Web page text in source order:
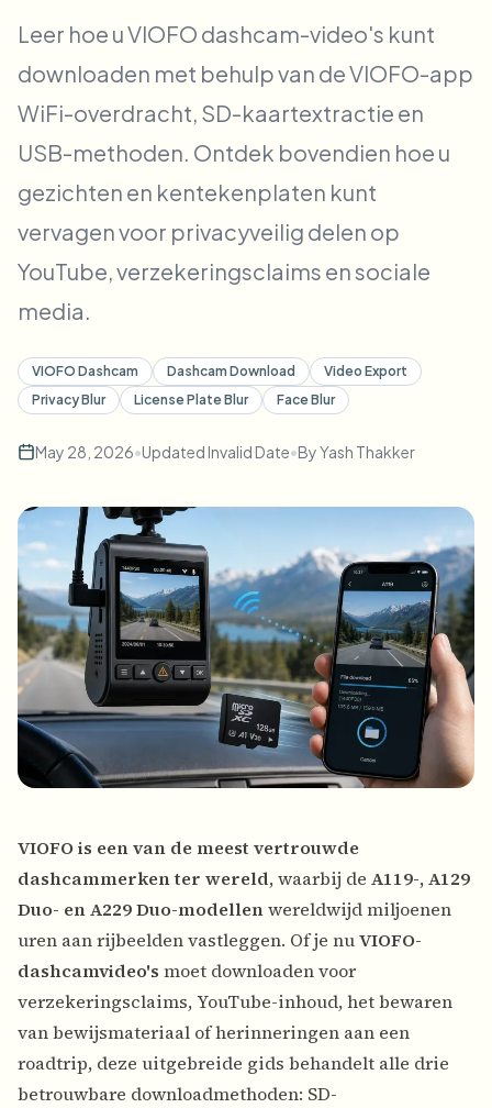
Gezicht wisselen - Video
Video-intelligentie
Batch video vervagen
Verwerk veel video’s in één keer
Bulk gezichtsvervaging
Hoge doorvoer pipelines
Enterprise-zones, beleid en beoordeling
API & SDK
Uploads, taken en webhooks automatiseren
Contactformulier
Video-intelligentie
Achtergrondverwijdering in bulk
Leer hoe u VIOFO dashcam-video's kunt
downloaden met behulp van de VIOFO-app
WiFi-overdracht, SD-kaartextractie en
USB-methoden. Ontdek bovendien hoe u
gezichten en kentekenplaten kunt
vervagen voor privacyveilig delen op
YouTube, verzekeringsclaims en sociale
media.
VIOFO Dashcam Dashcam Download
Video Export
Privacy Blur
License Plate Blur Face Blur
May 28, 2026•Updated Invalid Date•ByYash Thakker
VIOFO is een van de meest vertrouwde
dashcammerken ter wereld, waarbij de A119-, A129
Duo- en A229 Duo-modellenwereldwijd miljoenen
uren aan rijbeelden vastleggen. Of je nuVIOFO-
dashcamvideo's moet downloaden voor
verzekeringsclaims, YouTube-inhoud, het bewaren
van bewijsmateriaal of herinneringen aan een
roadtrip, deze uitgebreide gids behandelt alle drie
betrouwbare downloadmethoden: SD-